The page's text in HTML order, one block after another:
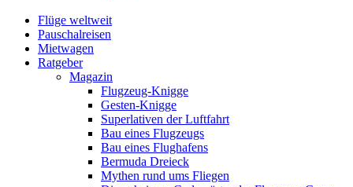
Flüge weltweit
Pauschalreisen
Mietwagen
Ratgeber
Magazin
Flugzeug-Knigge
Gesten-Knigge
Superlativen der Luftfahrt
Bau eines Flugzeugs
Bau eines Flughafens
Bermuda Dreieck
Mythen rund ums Fliegen